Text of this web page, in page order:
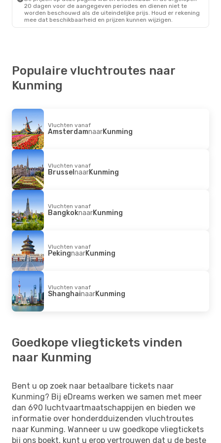
20 dagen voor de aangegeven periodes en dienen niet te
worden beschouwd als de uiteindelijke prijs. Houd er rekening
mee dat beschikbaarheid en prijzen kunnen wijzigen.
Populaire vluchtroutes naar
Kunming
Vluchten vanaf
AmsterdamnaarKunming
Vluchten vanaf
BrusselnaarKunming
Vluchten vanaf
BangkoknaarKunming
Vluchten vanaf
PekingnaarKunming
Vluchten vanaf
ShanghainaarKunming
Goedkope vliegtickets vinden
naar Kunming
Bent u op zoek naar betaalbare tickets naar
Kunming? Bij eDreams werken we samen met meer
dan 690 luchtvaartmaatschappijen en bieden we
informatie over honderdduizenden vluchtroutes
naar Kunming. Wanneer u uw goedkope vliegtickets
bij ons boekt, kunt u erop vertrouwen dat u de beste